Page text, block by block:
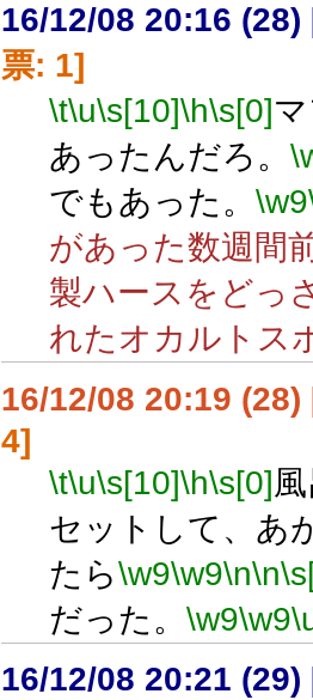
16/12/08 20:16 (28)
票: 1]
\t\u\s[10]\h\s[0]
あったんだろ。
でもあった。 \w9
があった数週間
製ハースをどっ
れたオカルトス
16/12/08 20:19 (28)
4]
\t\u\s[10]\h\s[0]
セットして、あ
たら\w9\w9\n\n
だった。 \w9\w9
16/12/08 20:21 (29)